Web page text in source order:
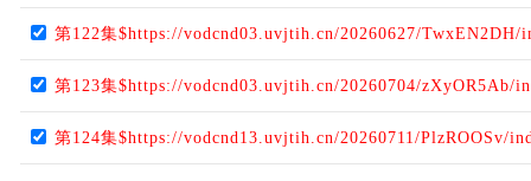
第122集$https://vodcnd03.uvjtih.cn/20260627/TwxEN2DH/
第123集$https://vodcnd03.uvjtih.cn/20260704/zXyOR5Ab/
第124集$https://vodcnd13.uvjtih.cn/20260711/PlzROOSv/